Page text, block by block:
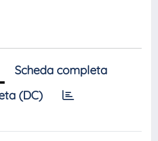
Scheda completa
(DC)